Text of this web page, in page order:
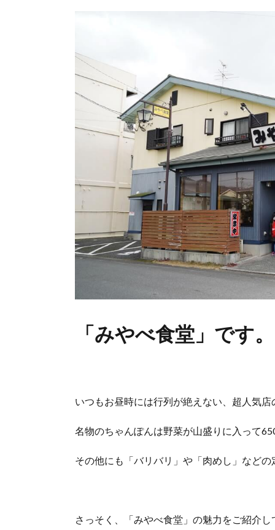
「みやべ食堂」です。
いつもお昼時には行列が絶えない、超人気店
名物のちゃんぽんは野菜が山盛りに入って
その他にも「バリバリ」や「肉めし」など
さっそく、「みやべ食堂」の魅力をご紹介